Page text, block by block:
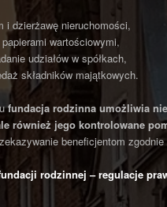
i dzierżawę nieruchomości,
wartościowymi,
udziałów w spółkach,
składników majątkowych.
fundacja rodzinna umożliwia
również jego kontrolowane
beneficjentom
rodzinnej – regulacje